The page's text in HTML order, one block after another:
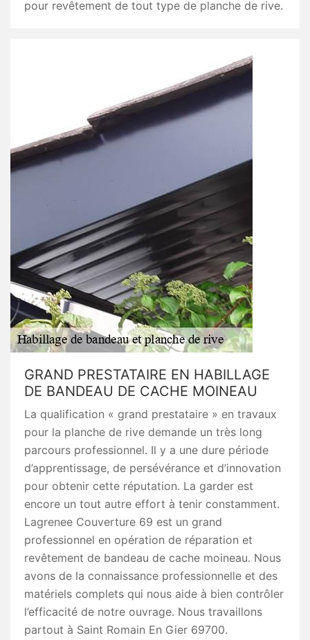
pour revêtement de tout type de planche de rive.
GRAND PRESTATAIRE EN HABILLAGE
DE BANDEAU DE CACHE MOINEAU
La qualification « grand prestataire » en travaux
pour la planche de rive demande un très long
parcours professionnel. Il y a une dure période
d’apprentissage, de persévérance et d’innovation
pour obtenir cette réputation. La garder est
encore un tout autre effort à tenir constamment.
Lagrenee Couverture 69 est un grand
professionnel en opération de réparation et
revêtement de bandeau de cache moineau. Nous
avons de la connaissance professionnelle et des
matériels complets qui nous aide à bien contrôler
l’efficacité de notre ouvrage. Nous travaillons
partout à Saint Romain En Gier 69700.